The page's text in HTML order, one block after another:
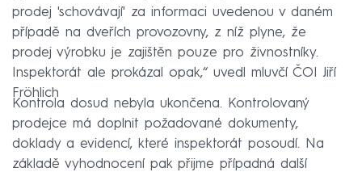
prodej 'schovávají' za informaci uvedenou v daném
případě na dveřích provozovny, z níž plyne, že
prodej výrobku je zajištěn pouze pro živnostníky.
Inspektorát ale prokázal opak,“ uvedl mluvčí ČOI Jiří
Fröhlich
Kontrola dosud nebyla ukončena. Kontrolovaný
prodejce má doplnit požadované dokumenty,
doklady a evidencí, které inspektorát posoudí. Na
základě vyhodnocení pak přijme případná další